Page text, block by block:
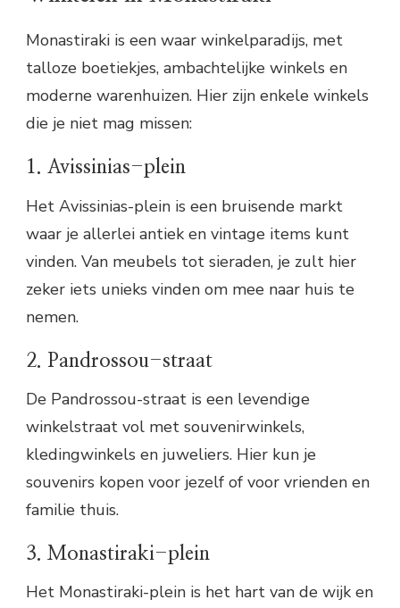
Monastiraki is een waar winkelparadijs, met
talloze boetiekjes, ambachtelijke winkels en
moderne warenhuizen. Hier zijn enkele winkels
die je niet mag missen:
1. Avissinias-plein
Het Avissinias-plein is een bruisende markt
waar je allerlei antiek en vintage items kunt
vinden. Van meubels tot sieraden, je zult hier
zeker iets unieks vinden om mee naar huis te
nemen.
2. Pandrossou-straat
De Pandrossou-straat is een levendige
winkelstraat vol met souvenirwinkels,
kledingwinkels en juweliers. Hier kun je
souvenirs kopen voor jezelf of voor vrienden en
familie thuis.
3. Monastiraki-plein
Het Monastiraki-plein is het hart van de wijk en